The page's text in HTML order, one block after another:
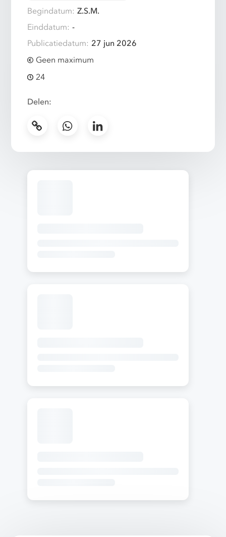
Begindatum: Z.S.M.
Einddatum: -
Publicatiedatum: 27 jun 2026
Geen maximum
24
Delen: